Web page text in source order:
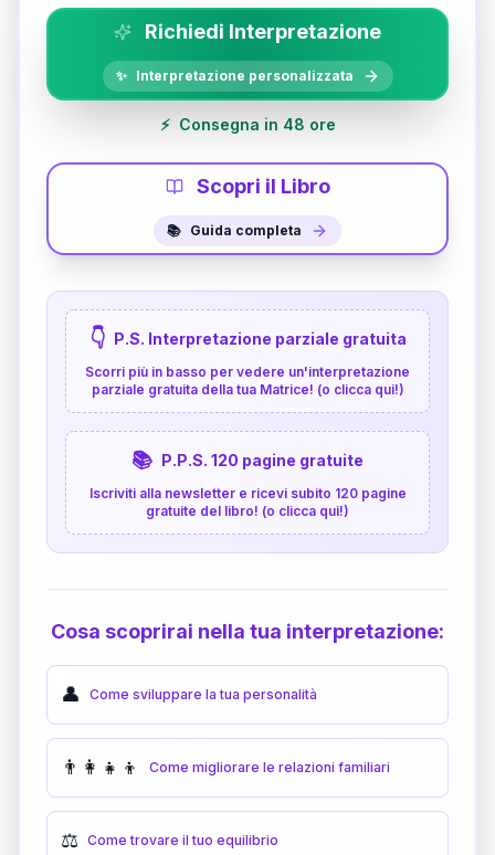
Richiedi Interpretazione
✨ Interpretazione personalizzata
⚡ Consegna in 48 ore
Scopri il Libro
📚 Guida completa
👇 P.S. Interpretazione parziale gratuita
Scorri più in basso per vedere un'interpretazione
parziale gratuita della tua Matrice! (o clicca qui!)
📚 P.P.S. 120 pagine gratuite
Iscriviti alla newsletter e ricevi subito 120 pagine
gratuite del libro! (o clicca qui!)
Cosa scoprirai nella tua interpretazione:
👤 Come sviluppare la tua personalità
👨‍👩‍👧‍👦 Come migliorare le relazioni familiari
⚖️ Come trovare il tuo equilibrio